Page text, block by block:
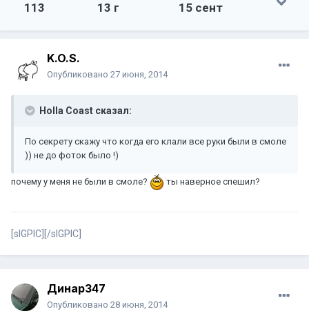
113 13 г 15 сент
K.O.S.
Опубликовано 27 июня, 2014
Holla Coast сказал:
По секрету скажу что когда его клали все руки были в смоле
)) не до фоток было !)
почему у меня не были в смоле? ты наверное спешил?
[sIGPIC][/sIGPIC]
Динар347
Опубликовано 28 июня, 2014